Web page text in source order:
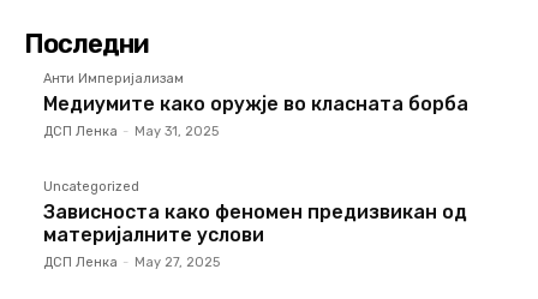
Последни
Анти Империјализам
Медиумите како оружје во класната борба
ДСП Ленка - May 31, 2025
Uncategorized
Зависноста како феномен предизвикан од
материјалните услови
ДСП Ленка - May 27, 2025